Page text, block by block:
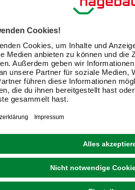
Roter Fächer-Ahorn, Acer
Broom«, Blätter: dunkelrot
32,99 €